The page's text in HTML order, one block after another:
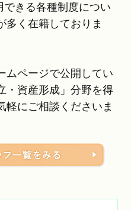
きる各種制度につい
多く在籍しておりま
ムページで公開してい
・資産形成」分野を得
軽にご相談くださいま